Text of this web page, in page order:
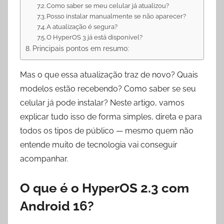
Como saber se meu celular já atualizou?
Posso instalar manualmente se não aparecer?
A atualização é segura?
O HyperOS 3 já está disponível?
Principais pontos em resumo:
Mas o que essa atualização traz de novo? Quais
modelos estão recebendo? Como saber se seu
celular já pode instalar? Neste artigo, vamos
explicar tudo isso de forma simples, direta e para
todos os tipos de público — mesmo quem não
entende muito de tecnologia vai conseguir
acompanhar.
O que é o HyperOS 2.3 com
Android 16?